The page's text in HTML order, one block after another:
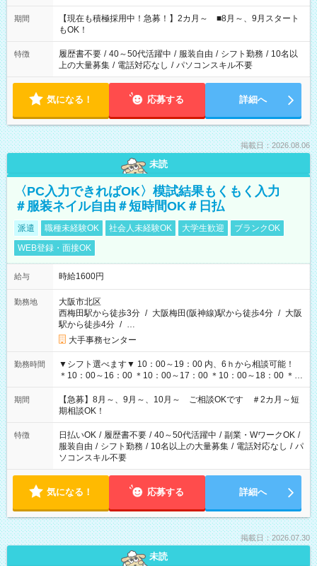
い」 「余裕を持って夕飯の準備がしたい」 「できれば残業はし
たくない」 など、ご希望を教えてくださいね。 ※Wワーク希望
の方へ 今ご覧のお仕事で希望する勤務時間と、もう1つのお仕事
の勤務時間。 合計で週40時間を超える場合は応募できません。
期間
【現在も積極採用中！急募！】2カ月～ ■8月～、9月スタート
もOK！
特徴 履歴書不要 / 40～50代活躍中 / 服装自由 / シフト勤務 / 10名以
上の大量募集 / 電話対応なし / パソコンスキル不要
気になる！ 応募する 詳細へ
掲載日：2026.08.06
未読
〈PC入力できればOK〉模試結果もくもく入力
＃服装ネイル自由＃短時間OK＃日払
派遣 職種未経験OK 社会人未経験OK 大学生歓迎
ブランクOK
WEB登録・面接OK
給与 時給1600円
勤務地
大阪市北区
西梅田駅から徒歩3分 / 大阪梅田(阪神線)駅から徒歩4分 / 大阪
駅から徒歩4分 / …
大手事務センター
勤務時間
▼シフト選べます▼ 10：00～19：00 内、6ｈから相談可能！
＊10：00～16：00 ＊10：00～17：00 ＊10：00～18：00 ＊
11：00～19：00 ＊12：00～19：00 ＊13：00～19：00
期間
【急募】8月～、9月～、10月～ ご相談OKです ＃2カ月～短
期相談OK！
特徴 日払いOK / 履歴書不要 / 40～50代活躍中 / 副業・WワークOK /
服装自由 / シフト勤務 / 10名以上の大量募集 / 電話対応なし / パ
ソコンスキル不要
気になる！ 応募する 詳細へ
掲載日：2026.07.30
未読